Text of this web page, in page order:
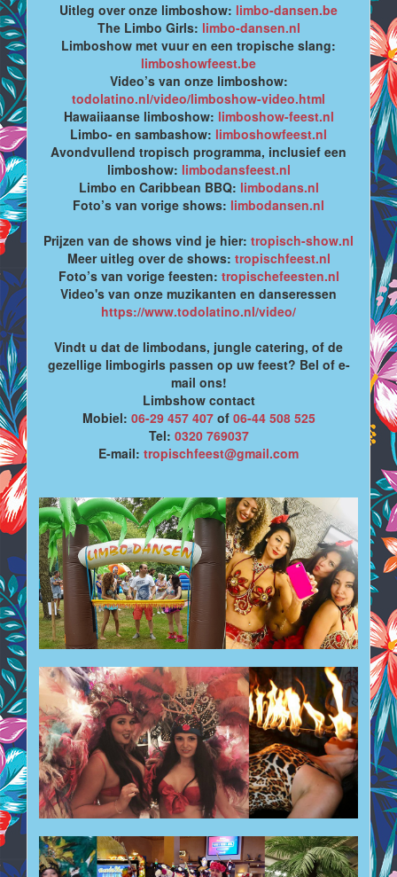
Uitleg over onze limboshow: limbo-dansen.be
The Limbo Girls: limbo-dansen.nl
Limboshow met vuur en een tropische slang:
limboshowfeest.be
Video’s van onze limboshow:
todolatino.nl/video/limboshow-video.html
Hawaiiaanse limboshow: limboshow-feest.nl
Limbo- en sambashow: limboshowfeest.nl
Avondvullend tropisch programma, inclusief een
limboshow: limbodansfeest.nl
Limbo en Caribbean BBQ: limbodans.nl
Foto’s van vorige shows: limbodansen.nl
Prijzen van de shows vind je hier: tropisch-show.nl
Meer uitleg over de shows: tropischfeest.nl
Foto’s van vorige feesten: tropischefeesten.nl
Video's van onze muzikanten en danseressen
https://www.todolatino.nl/video/
Vindt u dat de limbodans, jungle catering, of de
gezellige limbogirls passen op uw feest? Bel of e-
mail ons!
Limbshow contact
Mobiel: 06-29 457 407of 06-44 508 525
Tel: 0320 769037
E-mail: tropischfeest@gmail.com